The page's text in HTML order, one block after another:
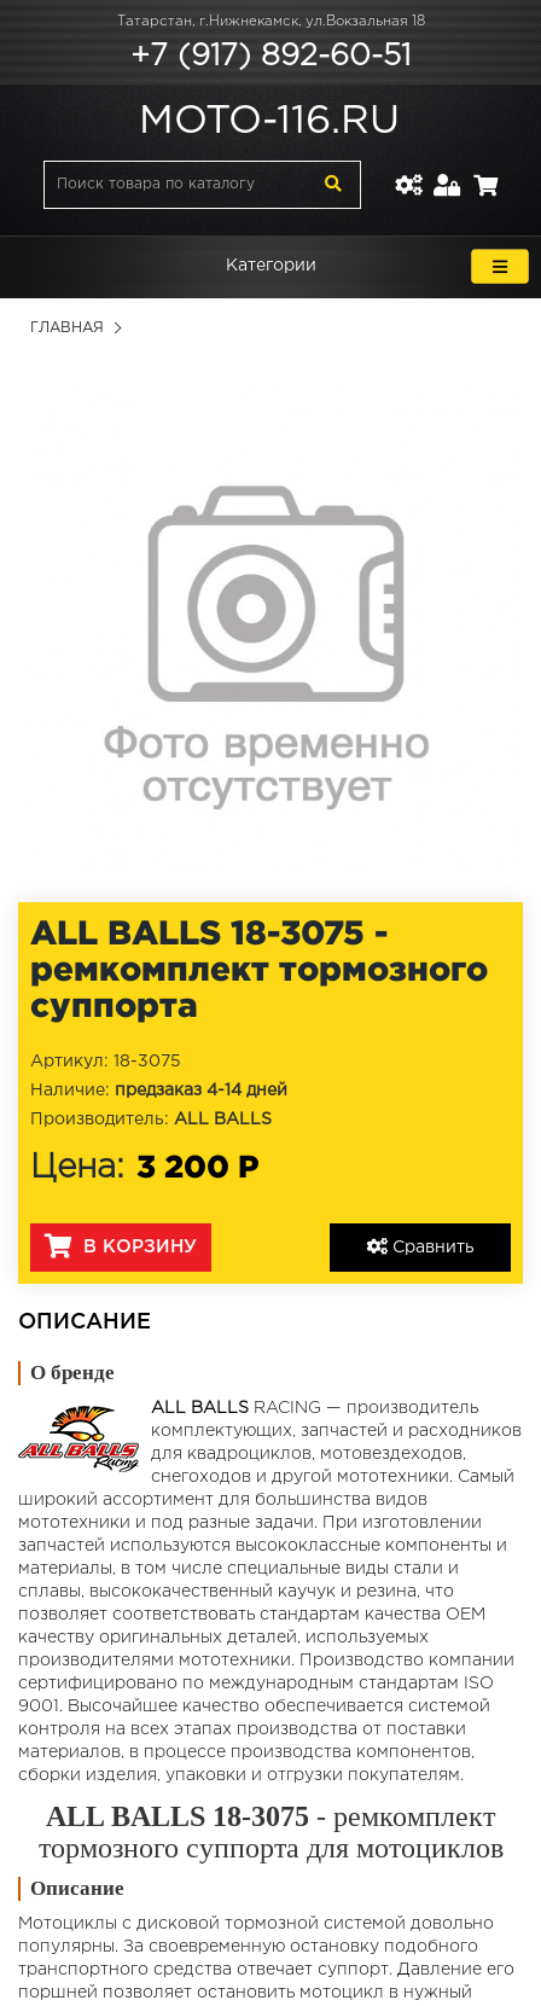
Татарстан, г.Нижнекамск, ул.Вокзальная 18
+7 (917) 892-60-51
MOTO-116.RU
Категории
ГЛАВНАЯ
ALL BALLS 18-3075 -
ремкомплект тормозного
суппорта
Сравнить
Артикул: 18-3075
Наличие: предзаказ 4-14 дней
Производитель: ALL BALLS
Цена: 3 200 Р
В КОРЗИНУ
ОПИСАНИЕ
О бренде
ALL BALLS RACING — производитель
комплектующих, запчастей и расходников
для квадроциклов, мотовездеходов,
снегоходов и другой мототехники. Самый
широкий ассортимент для большинства видов
мототехники и под разные задачи. При изготовлении
запчастей используются высококлассные компоненты и
материалы, в том числе специальные виды стали и
сплавы, высококачественный каучук и резина, что
позволяет соответствовать стандартам качества OEM
качеству оригинальных деталей, используемых
производителями мототехники. Производство компании
сертифицировано по международным стандартам ISO
9001. Высочайшее качество обеспечивается системой
контроля на всех этапах производства от поставки
материалов, в процессе производства компонентов,
сборки изделия, упаковки и отгрузки покупателям.
ALL BALLS 18-3075 - ремкомплект
тормозного суппорта для мотоциклов
Описание
Мотоциклы с дисковой тормозной системой довольно
популярны. За своевременную остановку подобного
транспортного средства отвечает суппорт. Давление его
поршней позволяет остановить мотоцикл в нужный